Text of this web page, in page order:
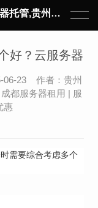
贵州黔耘信息企业官网-贵州服务器托管,贵州主机托管,云服务器托管,数据中心托管,网络设备托管,服务器租用,托管服务提供商,服务器管理-黔耘信息 贵州数据中心机柜租用-专业贵州IDC托管服务器维修
好？云服务器
06-23 作者：贵州
都服务器租用 | 服
惠
需要综合考虑多个